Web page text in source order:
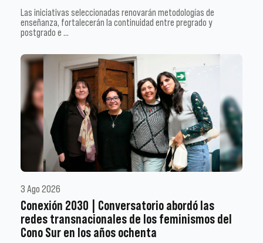
Las iniciativas seleccionadas renovarán metodologías de
enseñanza, fortalecerán la continuidad entre pregrado y
postgrado e …
3 Ago 2026
Conexión 2030 | Conversatorio abordó las
redes transnacionales de los feminismos del
Cono Sur en los años ochenta